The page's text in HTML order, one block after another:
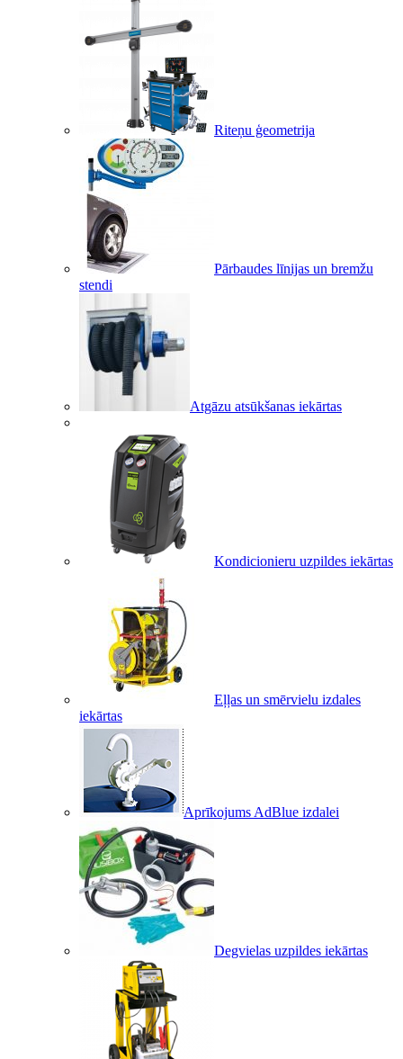
Riteņu ģeometrija
Pārbaudes līnijas un bremžu
stendi
Atgāzu atsūkšanas iekārtas
Kondicionieru uzpildes iekārtas
Eļļas un smērvielu izdales
iekārtas
Aprīkojums AdBlue izdalei
Degvielas uzpildes iekārtas